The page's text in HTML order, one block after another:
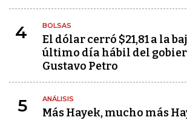
4 BOLSAS
El dólar cerró $21,81 a la
último día hábil del
Gustavo Petro
5 ANÁLISIS
Más Hayek, mucho más